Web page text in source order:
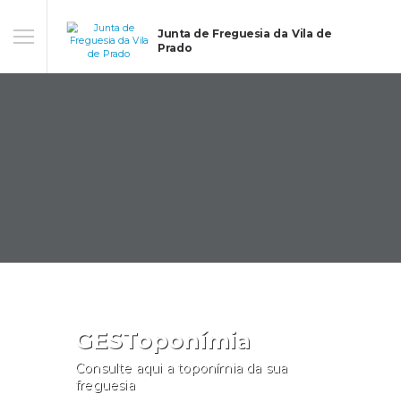
Junta de Freguesia da Vila de
Prado
GESToponímia
Consulte aqui a toponímia da sua
freguesia